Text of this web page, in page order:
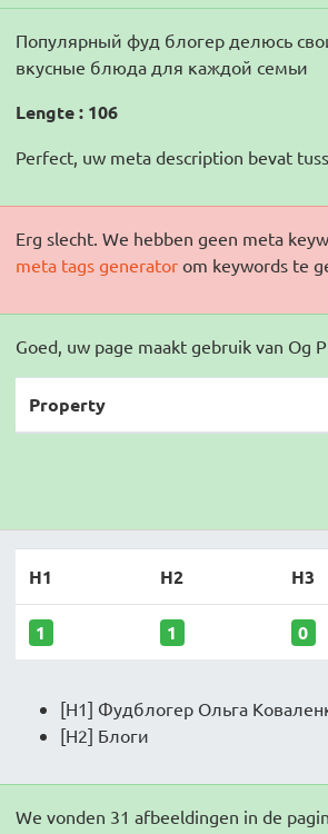
Популярный фуд блогер делюсь
вкусные блюда для каждой семьи
Lengte : 106
Perfect, uw meta description bevat
Erg slecht. We hebben geen meta
meta tags generator om keywords te
Goed, uw page maakt gebruik van Og
Property
H1 H2 H3
1 1 0
[H1] Фудблогер Ольга
[H2] Блоги
We vonden 31 afbeeldingen in de